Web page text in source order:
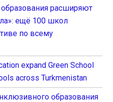
расширяют
ещё 100 школ
по всему
expand Green School
across Turkmenistan
образования